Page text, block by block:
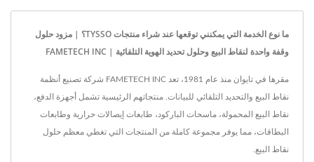
ما نوع الخدمة التي يمكنني توقعها عند شراء منتجات TYSSO؟ | مزود حلول
وقفة واحدة لنقاط البيع وحلول تحديد الهوية التلقائية | FAMETECH INC
مقرها في تايوان منذ عام 1981، تعد FAMETECH INC شركة تصنيع أنظمة
نقاط البيع والتحديد التلقائي للبيانات. منتجاتهم الرئيسية تشمل أجهزة الدفع،
نقاط البيع المحمولة، ماسحات الباركود، طابعات إيصالات حرارية وطابعات
البطاقات، مما يوفر مجموعة كاملة من المنتجات التي تغطي معظم حلول
نقاط البيع.